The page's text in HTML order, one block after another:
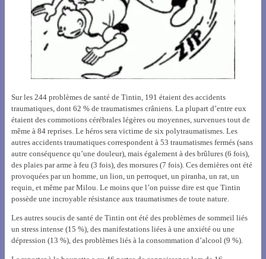
Sur les 244 problèmes de santé de Tintin, 191 étaient des accidents
traumatiques, dont 62 % de traumatismes crâniens. La plupart d’entre eux
étaient des commotions cérébrales légères ou moyennes, survenues tout de
même à 84 reprises. Le héros sera victime de six polytraumatismes. Les
autres accidents traumatiques correspondent à 53 traumatismes fermés (sans
autre conséquence qu’une douleur), mais également à des brûlures (6 fois),
des plaies par arme à feu (3 fois), des morsures (7 fois). Ces dernières ont été
provoquées par un homme, un lion, un perroquet, un piranha, un rat, un
requin, et même par Milou. Le moins que l’on puisse dire est que Tintin
possède une incroyable résistance aux traumatismes de toute nature.
Les autres soucis de santé de Tintin ont été des problèmes de sommeil liés
un stress intense (15 %), des manifestations liées à une anxiété ou une
dépression (13 %), des problèmes liés à la consommation d’alcool (9 %).